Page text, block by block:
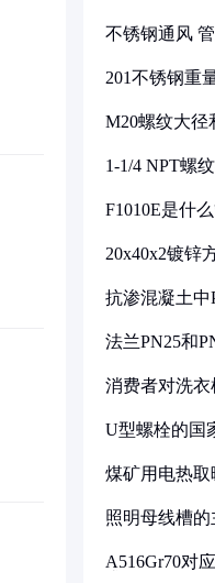
不锈钢通风
201不锈钢重
M20螺纹大径
1-1/4 NPT螺
F1010E是什
20x40x2镀锌
抗渗混凝土中
法兰PN25和
消费者对洗
U型螺栓的国
煤矿用电热
照明母线槽
A516Gr70对